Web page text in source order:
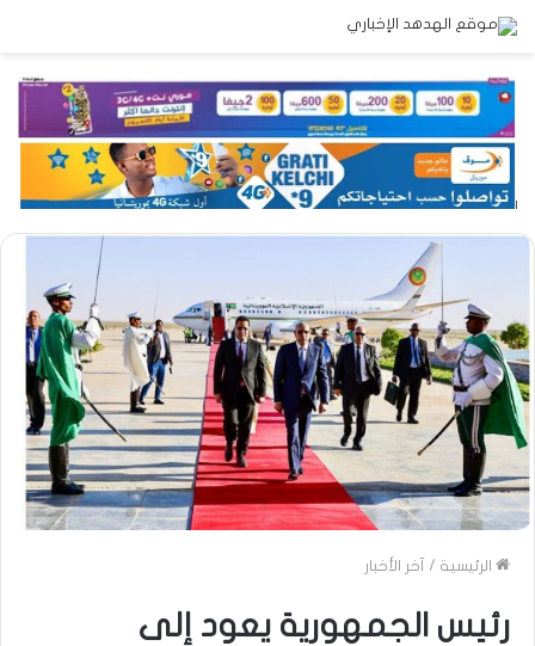
الرئيسية / آخر الأخبار
رئيس الجمهورية يعود إلى